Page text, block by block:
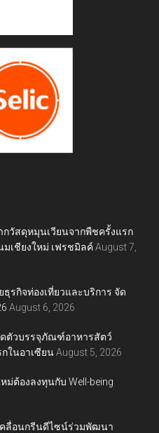
วัสดุหมุนเวียนจากพืชครั้งแรก
เชียงใหม่ เฟรชมิลค์ August 7,
รกิจท่องเที่ยวและบริการ จัด
August 6, 2026
ดตัวบรรจุภัณฑ์อาหารสัตว์
กในอาเซียน August 5, 2026
ม่ต้องลงทุนกับ Well-being
คลื่อนกรีนดีไซน์ร่วมพัฒนา